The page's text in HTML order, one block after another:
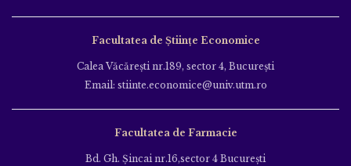
Facultatea de Științe Economice
Calea Văcăreşti nr.189, sector 4, Bucureşti
Email: stiinte.economice@univ.utm.ro
Facultatea de Farmacie
Bd. Gh. Şincai nr.16,sector 4 Bucureşti